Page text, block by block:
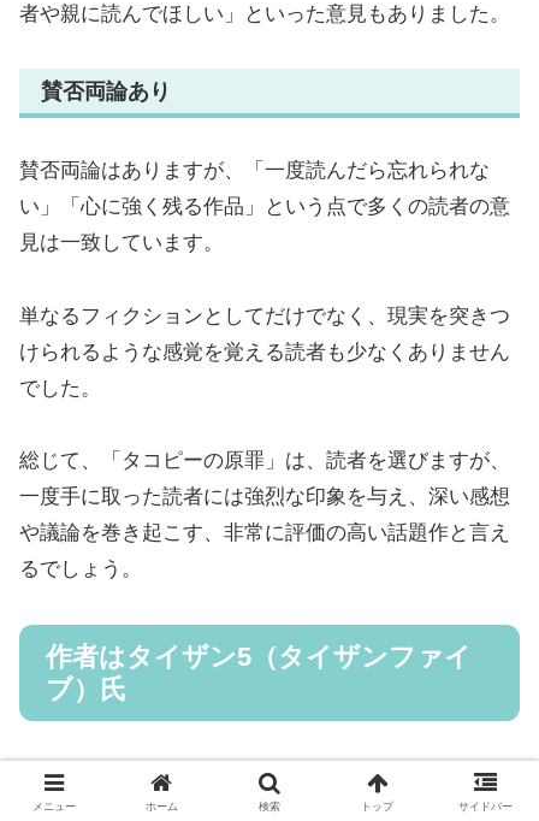
者や親に読んでほしい」といった意見もありました。
賛否両論あり
賛否両論はありますが、「一度読んだら忘れられな
い」「心に強く残る作品」という点で多くの読者の意
見は一致しています。
単なるフィクションとしてだけでなく、現実を突きつ
けられるような感覚を覚える読者も少なくありません
でした。
総じて、「タコピーの原罪」は、読者を選びますが、
一度手に取った読者には強烈な印象を与え、深い感想
や議論を巻き起こす、非常に評価の高い話題作と言え
るでしょう。
作者はタイザン5（タイザンファイ
ブ）氏
メニュー ホーム 検索 トップ サイドバー